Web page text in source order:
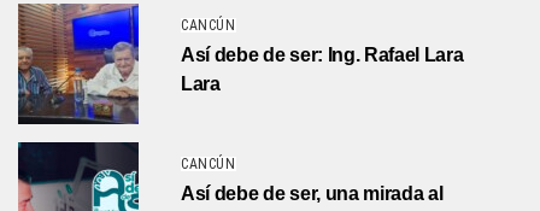
CANCÚN
Así debe de ser: Ing. Rafael Lara
Lara
CANCÚN
Así debe de ser, una mirada al